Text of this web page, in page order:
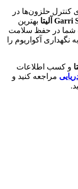
کنترل حلزون‌ها در
بهترین
شما در حفظ سلامت
آکواریوم را
و کسب اطلاعات
مراجعه کنید و